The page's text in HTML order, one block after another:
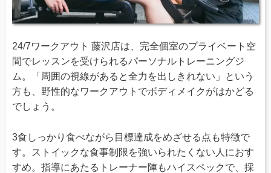
24/7ワークアウト 藤沢店は、完全個室のプライベート空
間でレッスンを受けられるパーソナルトレーニングジ
ム。「周囲の視線があると全力を出しきれない」という
方も、野性的なワークアウトでボディメイクがはかどる
でしょう。
3食しっかり食べながら目標達成をめざせる点も特徴で
す。ストイックな食事制限を強いられたくない人におす
すめ。指導にあたるトレーナー陣もハイスペックで、採